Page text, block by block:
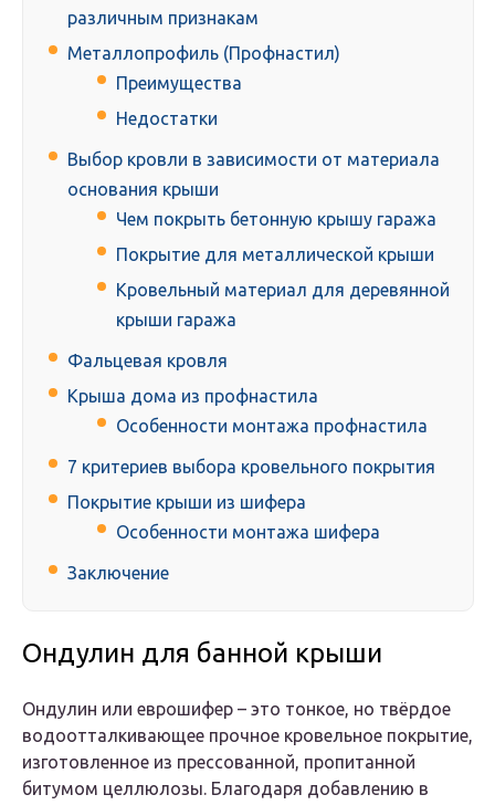
различным признакам
Металлопрофиль (Профнастил)
Преимущества
Недостатки
Выбор кровли в зависимости от материала
основания крыши
Чем покрыть бетонную крышу гаража
Покрытие для металлической крыши
Кровельный материал для деревянной
крыши гаража
Фальцевая кровля
Крыша дома из профнастила
Особенности монтажа профнастила
7 критериев выбора кровельного покрытия
Покрытие крыши из шифера
Особенности монтажа шифера
Заключение
Ондулин для банной крыши
Ондулин или еврошифер – это тонкое, но твёрдое
водоотталкивающее прочное кровельное покрытие,
изготовленное из прессованной, пропитанной
битумом целлюлозы. Благодаря добавлению в